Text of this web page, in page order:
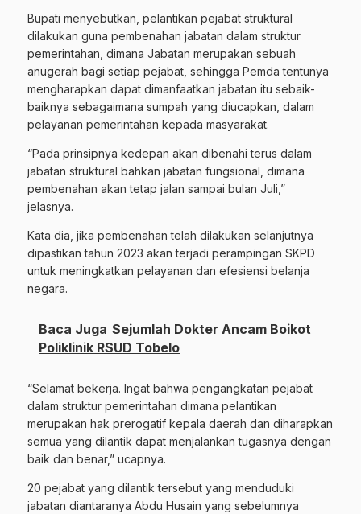
Bupati menyebutkan, pelantikan pejabat struktural
dilakukan guna pembenahan jabatan dalam struktur
pemerintahan, dimana Jabatan merupakan sebuah
anugerah bagi setiap pejabat, sehingga Pemda tentunya
mengharapkan dapat dimanfaatkan jabatan itu sebaik-
baiknya sebagaimana sumpah yang diucapkan, dalam
pelayanan pemerintahan kepada masyarakat.
“Pada prinsipnya kedepan akan dibenahi terus dalam
jabatan struktural bahkan jabatan fungsional, dimana
pembenahan akan tetap jalan sampai bulan Juli,”
jelasnya.
Kata dia, jika pembenahan telah dilakukan selanjutnya
dipastikan tahun 2023 akan terjadi perampingan SKPD
untuk meningkatkan pelayanan dan efesiensi belanja
negara.
Baca Juga Sejumlah Dokter Ancam Boikot
Poliklinik RSUD Tobelo
“Selamat bekerja. Ingat bahwa pengangkatan pejabat
dalam struktur pemerintahan dimana pelantikan
merupakan hak prerogatif kepala daerah dan diharapkan
semua yang dilantik dapat menjalankan tugasnya dengan
baik dan benar,” ucapnya.
20 pejabat yang dilantik tersebut yang menduduki
jabatan diantaranya Abdu Husain yang sebelumnya